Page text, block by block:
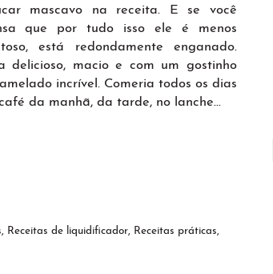
mascavo na receita. E se você
que por tudo isso ele é menos
está redondamente enganado.
delicioso, macio e com um gostinho
incrível. Comeria todos os dias
da manhã, da tarde, no lanche...
, Receitas de liquidificador, Receitas práticas,